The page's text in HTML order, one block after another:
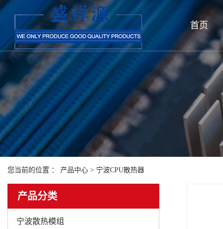
首页
您当前的位置 ： 产品中心 > 宁波CPU散热器
产品分类
宁波散热模组